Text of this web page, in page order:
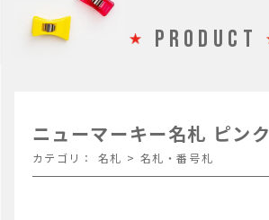
PRODUCT
ニューマーキー名札 ピンク
カテゴリ： 名札 > 名札・番号札